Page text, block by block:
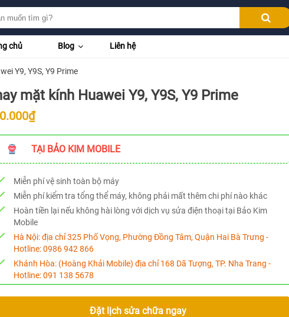
chủ Blog Liên hệ
Y9, Y9S, Y9 Prime
mặt kính Huawei Y9, Y9S, Y9 Prime
TẠI BẢO KIM MOBILE
Miễn phí vệ sinh toàn bộ máy
Miễn phí kiểm tra tổng thể máy, không phải mất thêm chi phí nào khác
Hoàn tiền lại nếu không hài lòng với dịch vụ sửa điện thoại tại Bảo Kim
Mobile
Hà Nội:địa chỉ 325 Phố Vọng, Phường Đồng Tâm, Quận Hai Bà Trưng -
Hotline:0986 942 866
Khánh Hòa:(Hoàng Khải Mobile) địa chỉ 168 Dã Tượng, TP. Nha Trang -
Hotline:091 138 5678
Đặt lịch sửa chữa ngay